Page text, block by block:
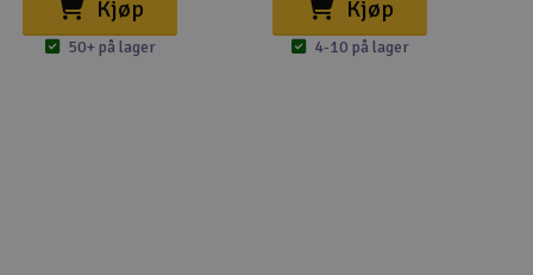
Kjøp
50+ på lager
Kjøp
4-10 på lager